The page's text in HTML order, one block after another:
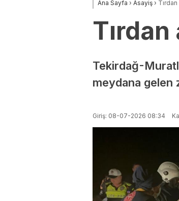
Ana Sayfa › Asayiş ›
Tekirdağ-
meydana gelen
Giriş: 08-07-2026 08:34